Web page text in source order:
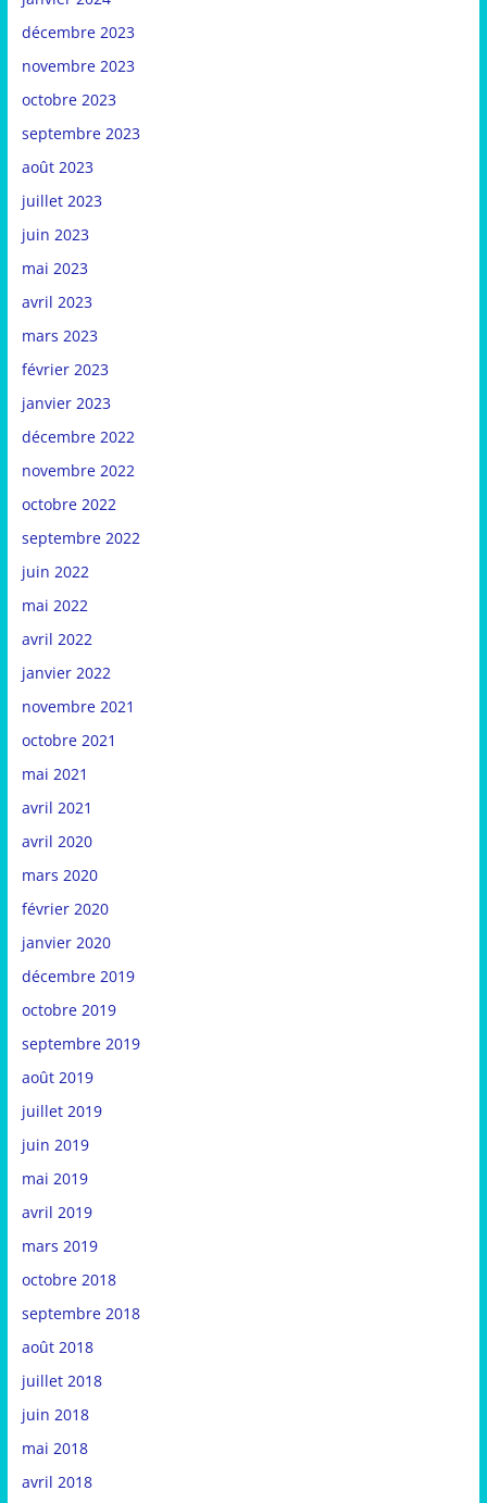
décembre 2023
novembre 2023
octobre 2023
septembre 2023
août 2023
juillet 2023
juin 2023
mai 2023
avril 2023
mars 2023
février 2023
janvier 2023
décembre 2022
novembre 2022
octobre 2022
septembre 2022
juin 2022
mai 2022
avril 2022
janvier 2022
novembre 2021
octobre 2021
mai 2021
avril 2021
avril 2020
mars 2020
février 2020
janvier 2020
décembre 2019
octobre 2019
septembre 2019
août 2019
juillet 2019
juin 2019
mai 2019
avril 2019
mars 2019
octobre 2018
septembre 2018
août 2018
juillet 2018
juin 2018
mai 2018
avril 2018